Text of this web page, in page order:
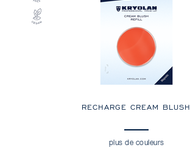
RECHARGE CREAM BLUSH
plus de couleurs